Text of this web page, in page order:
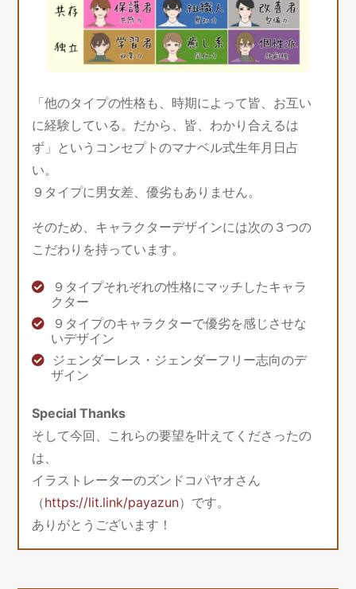
「他のタイプの性格も、時期によって皆、お互い
に経験している。だから、皆、わかり合えるは
ず」というコンセプトのマナベル式生年月日占
い。
９タイプに男女差、優劣もありません。
そのため、キャラクターデザインには次の３つの
こだわりを持っています。
９タイプそれぞれの性格にマッチしたキャラ
クター
９タイプのキャラクターで優劣を感じさせな
いデザイン
ジェンダーレス・ジェンダーフリー志向のデ
ザイン
Special Thanks
そして今回、これらの要望を叶えてくださったの
は、
イラストレーターのズンドコパヤオさん
（https://lit.link/payazun）です。
ありがとうございます！